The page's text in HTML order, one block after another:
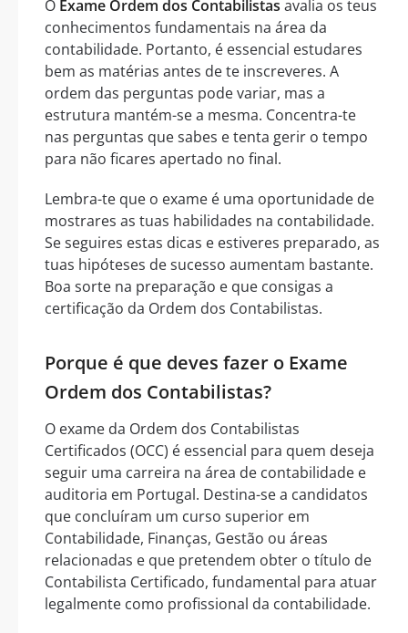
O Exame Ordem dos Contabilistas avalia os teus
conhecimentos fundamentais na área da
contabilidade. Portanto, é essencial estudares
bem as matérias antes de te inscreveres. A
ordem das perguntas pode variar, mas a
estrutura mantém-se a mesma. Concentra-te
nas perguntas que sabes e tenta gerir o tempo
para não ficares apertado no final.
Lembra-te que o exame é uma oportunidade de
mostrares as tuas habilidades na contabilidade.
Se seguires estas dicas e estiveres preparado, as
tuas hipóteses de sucesso aumentam bastante.
Boa sorte na preparação e que consigas a
certificação da Ordem dos Contabilistas.
Porque é que deves fazer o Exame
Ordem dos Contabilistas?
O exame da Ordem dos Contabilistas
Certificados (OCC) é essencial para quem deseja
seguir uma carreira na área de contabilidade e
auditoria em Portugal. Destina-se a candidatos
que concluíram um curso superior em
Contabilidade, Finanças, Gestão ou áreas
relacionadas e que pretendem obter o título de
Contabilista Certificado, fundamental para atuar
legalmente como profissional da contabilidade.